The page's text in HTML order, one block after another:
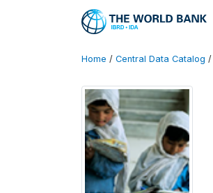
Home / Central Data Catalog /